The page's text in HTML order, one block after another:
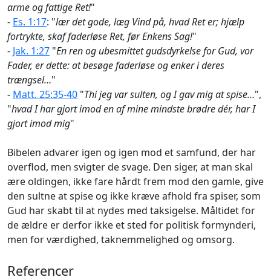
arme og fattige Ret!"
- Es. 1:17: "lær det gode, læg Vind på, hvad Ret er; hjælp
fortrykte, skaf faderløse Ret, før Enkens Sag!"
- Jak. 1:27 "En ren og ubesmittet gudsdyrkelse for Gud, vor
Fader, er dette: at besøge faderløse og enker i deres
trængsel…"
- Matt. 25:35-40 "Thi jeg var sulten, og I gav mig at spise…",
"hvad I har gjort imod en af mine mindste brødre dér, har I
gjort imod mig"
Bibelen advarer igen og igen mod et samfund, der har
overflod, men svigter de svage. Den siger, at man skal
ære oldingen, ikke fare hårdt frem mod den gamle, give
den sultne at spise og ikke kræve afhold fra spiser, som
Gud har skabt til at nydes med taksigelse. Måltidet for
de ældre er derfor ikke et sted for politisk formynderi,
men for værdighed, taknemmelighed og omsorg.
Referencer